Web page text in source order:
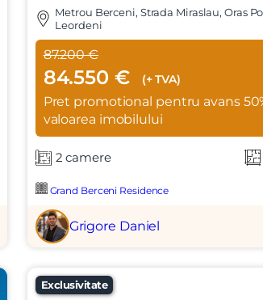
Metrou Berceni, Strada Miraslau, Oras
Leordeni
87.200 €
84.550 € (+ TVA)
Pret promotional pentru avans
valoarea imobilului
2 camere
Grand Berceni Residence
Grigore Daniel
Exclusivitate